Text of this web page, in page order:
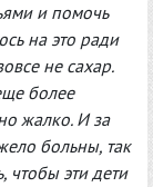
и помочь
на это ради
не сахар.
более
жалко. И за
больны, так
чтобы эти дети